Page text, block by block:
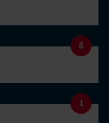
6
1